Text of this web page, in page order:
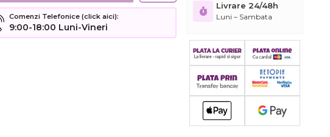
Comenzi Telefonice (click aici):
9:00-18:00 Luni-Vineri
Livrare 24/48h
Luni – Sambata